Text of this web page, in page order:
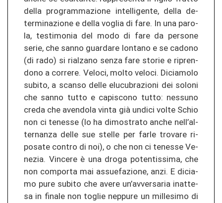
della pro­gram­ma­zio­ne in­tel­li­gen­te, della de­
ter­mi­na­zio­ne e della voglia di fare. In una par­o­
la, tes­ti­mo­nia del modo di fare da per­so­ne
serie, che sanno guar­da­re lon­ta­no e se ca­dono
(di rado) si rial­za­no senza fare sto­rie e ri­pren­
do­no a cor­re­re. Ve­lo­ci, molto ve­lo­ci. Di­cia­mo­lo
sub­ito, a scan­so delle elu­cu­bra­zio­ni dei so­lo­ni
che sanno tutto e ca­pis­co­no tutto: nes­su­no
creda che aven­do­la vinta già un­di­ci volte Schio
non ci te­nes­se (lo ha di­mos­tra­to anche nell’al­
ter­nan­za delle sue stel­le per farle tro­va­re ri­
pos­a­te con­tro di noi), o che non ci te­nes­se Ve­
ne­zia. Vin­ce­re è una droga po­ten­tis­si­ma, che
non com­por­ta mai as­sue­fa­zio­ne, anzi. E di­cia­
mo pure sub­ito che avere un’av­ver­sa­ria in­at­te­
sa in fi­na­le non toglie nep­pu­re un mil­le­si­mo di